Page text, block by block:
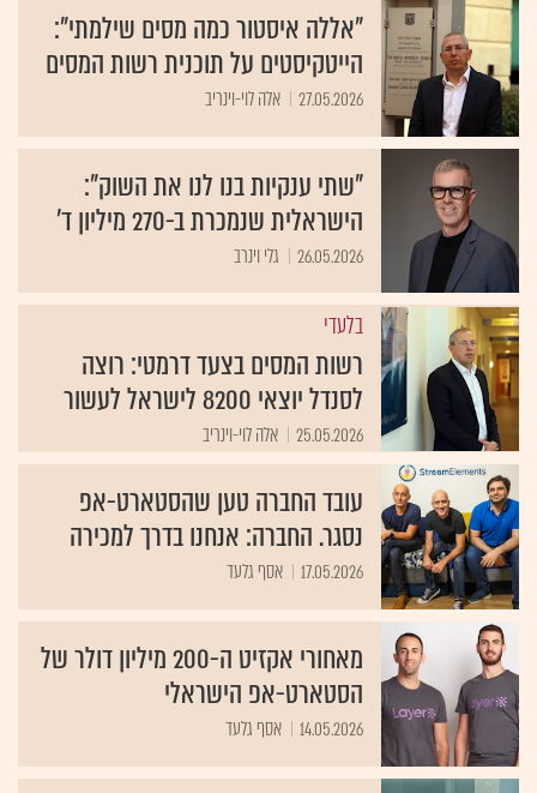
"אללה איסטור כמה מסים שילמתי":
הייטקיסטים על תוכנית רשות המסים
27.05.2026 אלה לוי-וינריב
"שתי ענקיות בנו לנו את השוק":
הישראלית שנמכרת ב-270 מיליון ד'
26.05.2026 גלי וינרב
בלעדי
רשות המסים בצעד דרמטי: רוצה
לסנדל יוצאי 8200 לישראל לעשור
25.05.2026 אלה לוי-וינריב
עובד החברה טען שהסטארט-אפ
נסגר. החברה: אנחנו בדרך למכירה
17.05.2026 אסף גלעד
מאחורי אקזיט ה-200 מיליון דולר של
הסטארט-אפ הישראלי
14.05.2026 אסף גלעד